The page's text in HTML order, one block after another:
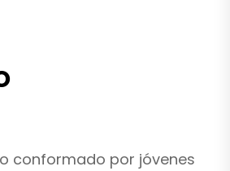
conformado por jóvenes